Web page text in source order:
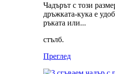
Чадърът с този
дръжката-кука е
ръката или...
стълб.
Преглед